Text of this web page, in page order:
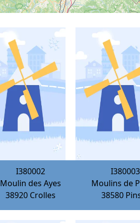
I380002
Moulin des Ayes
38920 Crolles
I380003
Moulins de
38580